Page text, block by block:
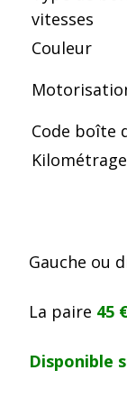
vitesses
Couleur
Code boîte
Gauche ou
La paire 45
Disponible